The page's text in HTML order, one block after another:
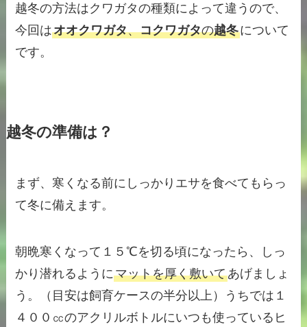
越冬の方法はクワガタの種類によって違うので、
今回はオオクワガタ、コクワガタの越冬について
です。
越冬の準備は？
まず、寒くなる前にしっかりエサを食べてもらっ
て冬に備えます。
朝晩寒くなって１５℃を切る頃になったら、しっ
かり潜れるようにマットを厚く敷いてあげましょ
う。（目安は飼育ケースの半分以上）うちでは１
４００㏄のアクリルボトルにいつも使っているヒ